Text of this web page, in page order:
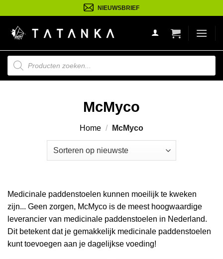
naar
inhoud
NIEUWSBRIEF
Producten
zoeken
McMyco
Home / McMyco
Medicinale paddenstoelen kunnen moeilijk te kweken
zijn... Geen zorgen, McMyco is de meest hoogwaardige
leverancier van medicinale paddenstoelen in Nederland.
Dit betekent dat je gemakkelijk medicinale paddenstoelen
kunt toevoegen aan je dagelijkse voeding!